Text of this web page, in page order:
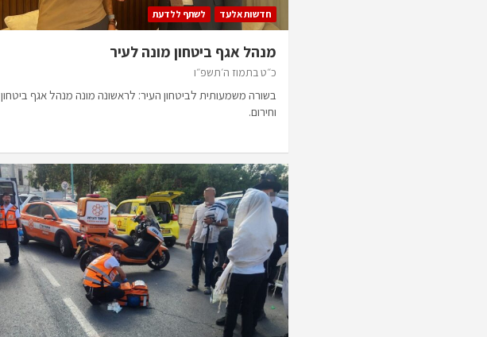
חדשות אלעד לשתף ללדעת
מנהל אגף ביטחון מונה לעיר
כ״ט בתמוז ה׳תשפ״ו
בשורה משמעותית לביטחון העיר: לראשונה מונה מנהל אגף ביטחון
וחירום.